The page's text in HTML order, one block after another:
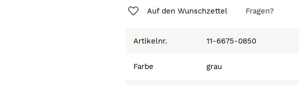
Auf den Wunschzettel Fragen?
Artikelnr. 11-6675-0850
Farbe grau